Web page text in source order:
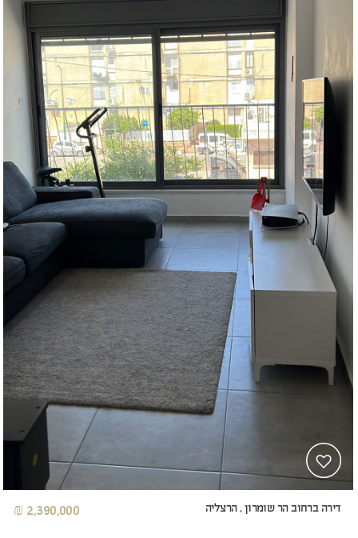
דירה ברחוב הר שומרון , הרצליה 2,390,000 ₪